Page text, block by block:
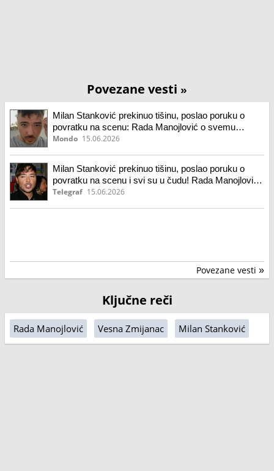
Povezane vesti »
Milan Stanković prekinuo tišinu, poslao poruku o
povratku na scenu: Rada Manojlović o svemu
obavestila javnost
Mondo 15.06.2026
Milan Stanković prekinuo tišinu, poslao poruku o
povratku na scenu i svi su u čudu! Rada Manojlović
prenela...
Telegraf 15.06.2026
Povezane vesti »
Ključne reči
Rada Manojlović Vesna Zmijanac Milan Stanković